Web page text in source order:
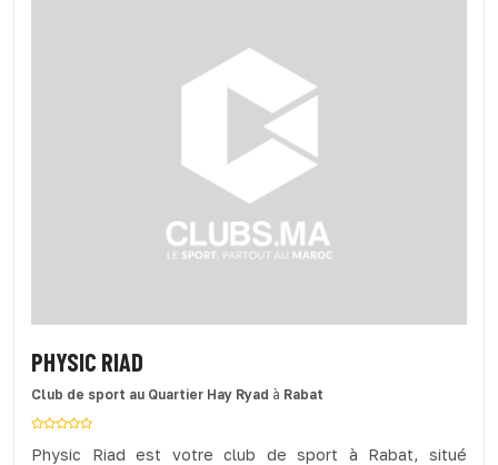
PHYSIC RIAD
Club de sport au Quartier Hay Ryad à Rabat
Physic Riad est votre club de sport à Rabat, situé